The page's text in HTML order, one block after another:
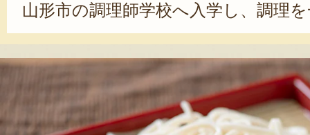
山形市の調理師学校へ入学し、調理
業後は、山形市のレストランや創作
店舗で厨房や接客の経験を積んだ。
ある「そば処泰光」に戻り、現在に
「周りから『泰光のところの子』と